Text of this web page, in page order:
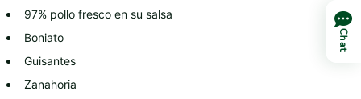
97% pollo fresco en su salsa
Boniato
Guisantes
Zanahoria
Chat